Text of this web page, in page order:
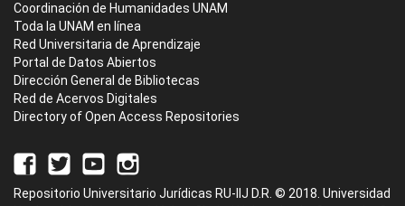
Coordinación de Humanidades UNAM
Toda la UNAM en línea
Red Universitaria de Aprendizaje
Portal de Datos Abiertos
Dirección General de Bibliotecas
Red de Acervos Digitales
Directory of Open Access Repositories
Repositorio Universitario Jurídicas RU-IIJ D.R. © 2018. Universidad